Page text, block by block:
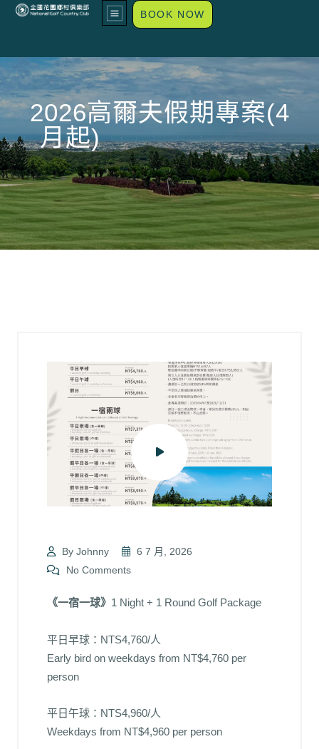
BOOK NOW
2026高爾夫假期專案(4
月起)
By Johnny
6 7 月, 2026
No Comments
《一宿一球》 1 Night + 1 Round Golf Package
平日早球：NTS4,760/人
Early bird on weekdays from NT$4,760 per
person
平日午球：NTS4,960/人
Weekdays from NT$4,960 per person